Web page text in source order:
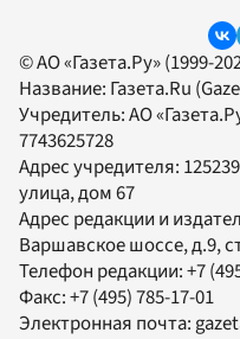
© АО «Газета.Ру» (1999-
Название: Газета.Ru
Учредитель:АО
7743625728
Адрес учредителя:
улица, дом 67
Адрес редакции и
Варшавское шоссе, д.9,
Телефон редакции:+7
Факс:+7 (495) 785-17-01
Электронная почта: